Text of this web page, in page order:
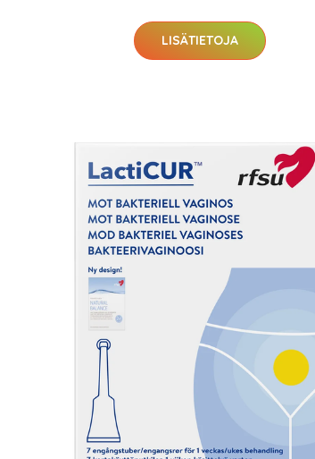
LISÄTIETOJA
tuotteet -20 %!
nyt vain 200 €